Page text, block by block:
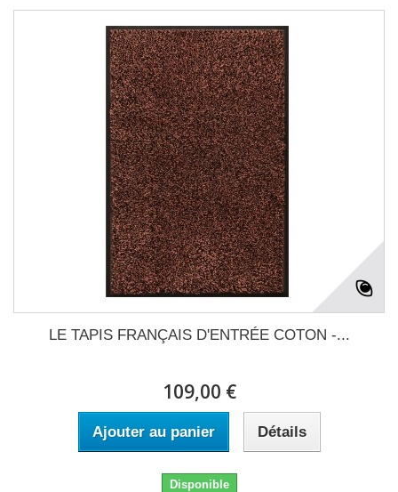
LE TAPIS FRANÇAIS D'ENTRÉE COTON -...
109,00 €
Ajouter au panier Détails
Disponible